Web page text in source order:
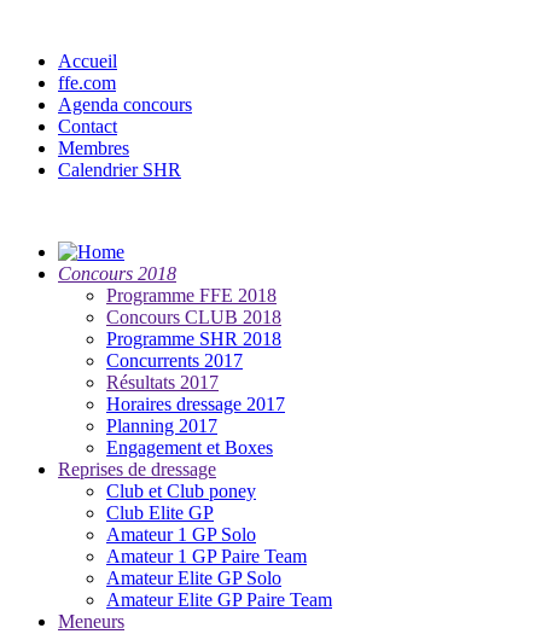
Accueil
ffe.com
Agenda concours
Contact
Membres
Calendrier SHR
Concours 2018
Programme FFE 2018
Concours CLUB 2018
Programme SHR 2018
Concurrents 2017
Résultats 2017
Horaires dressage 2017
Planning 2017
Engagement et Boxes
Reprises de dressage
Club et Club poney
Club Elite GP
Amateur 1 GP Solo
Amateur 1 GP Paire Team
Amateur Elite GP Solo
Amateur Elite GP Paire Team
Meneurs